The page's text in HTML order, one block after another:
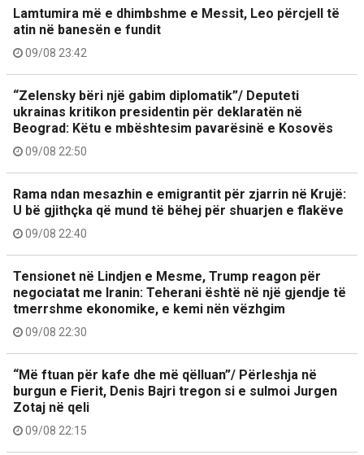
Lamtumira më e dhimbshme e Messit, Leo përcjell të
atin në banesën e fundit
09/08 23:42
“Zelensky bëri një gabim diplomatik”/ Deputeti
ukrainas kritikon presidentin për deklaratën në
Beograd: Këtu e mbështesim pavarësinë e Kosovës
09/08 22:50
Rama ndan mesazhin e emigrantit për zjarrin në Krujë:
U bë gjithçka që mund të bëhej për shuarjen e flakëve
09/08 22:40
Tensionet në Lindjen e Mesme, Trump reagon për
negociatat me Iranin: Teherani është në një gjendje të
tmerrshme ekonomike, e kemi nën vëzhgim
09/08 22:30
“Më ftuan për kafe dhe më qëlluan”/ Përleshja në
burgun e Fierit, Denis Bajri tregon si e sulmoi Jurgen
Zotaj në qeli
09/08 22:15